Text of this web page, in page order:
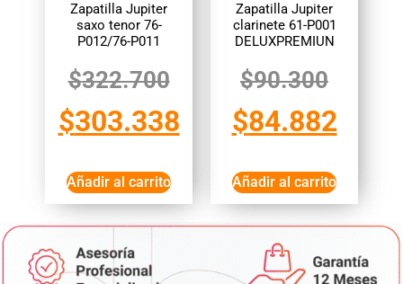
Zapatilla Jupiter
saxo tenor 76-
P012/76-P011
$322.700
$303.338
Añadir al carrito
Zapatilla Jupiter
clarinete 61-P001
DELUXPREMIUN
$90.300
$84.882
Añadir al carrito